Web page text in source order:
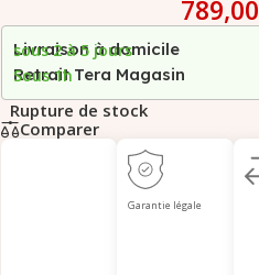
789,00
Livraison à domicile
sous 2 à 5 jours
Retrait Tera Magasin
Sous 1h
Rupture de stock
Comparer
Garantie légale